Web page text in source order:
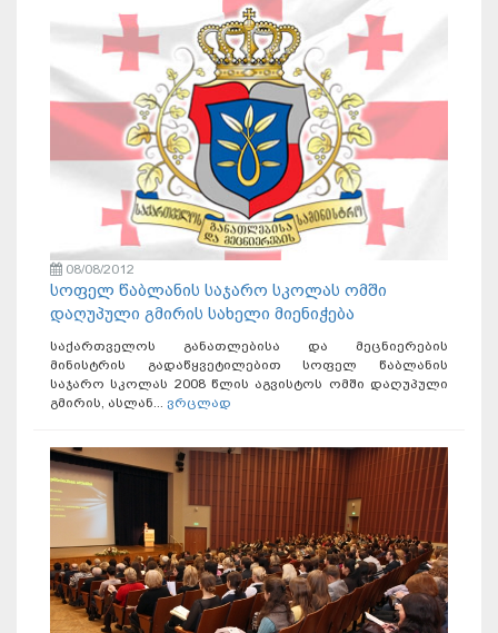
08/08/2012
სოფელ წაბლანის საჯარო სკოლას ომში
დაღუპული გმირის სახელი მიენიჭება
საქართველოს განათლებისა და მეცნიერების
მინისტრის გადაწყვეტილებით სოფელ წაბლანის
საჯარო სკოლას 2008 წლის აგვისტოს ომში დაღუპული
გმირის, ასლან... ვრცლად